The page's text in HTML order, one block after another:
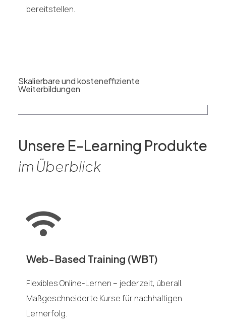
bereitstellen.
Skalierbare und kosteneffiziente
Weiterbildungen
Unsere E-Learning Produkte
im Überblick
Web-Based Training (WBT)
Flexibles Online-Lernen – jederzeit, überall.
Maßgeschneiderte Kurse für nachhaltigen
Lernerfolg.